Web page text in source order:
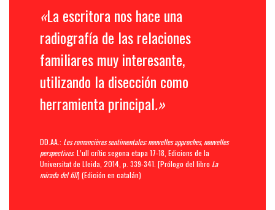
«La escritora nos hace una
radiografía de las relaciones
familiares muy interesante,
utilizando la disección como
herramienta principal.»
DD.AA.: Les romancières sentimentales: nouvelles approches, nouvelles
perspectives. L’ull crític segona etapa 17-18, Edicions de la
Universitat de Lleida, 2014, p. 339-341. [Prólogo del libro La
mirada del fill] (Edición en catalán)